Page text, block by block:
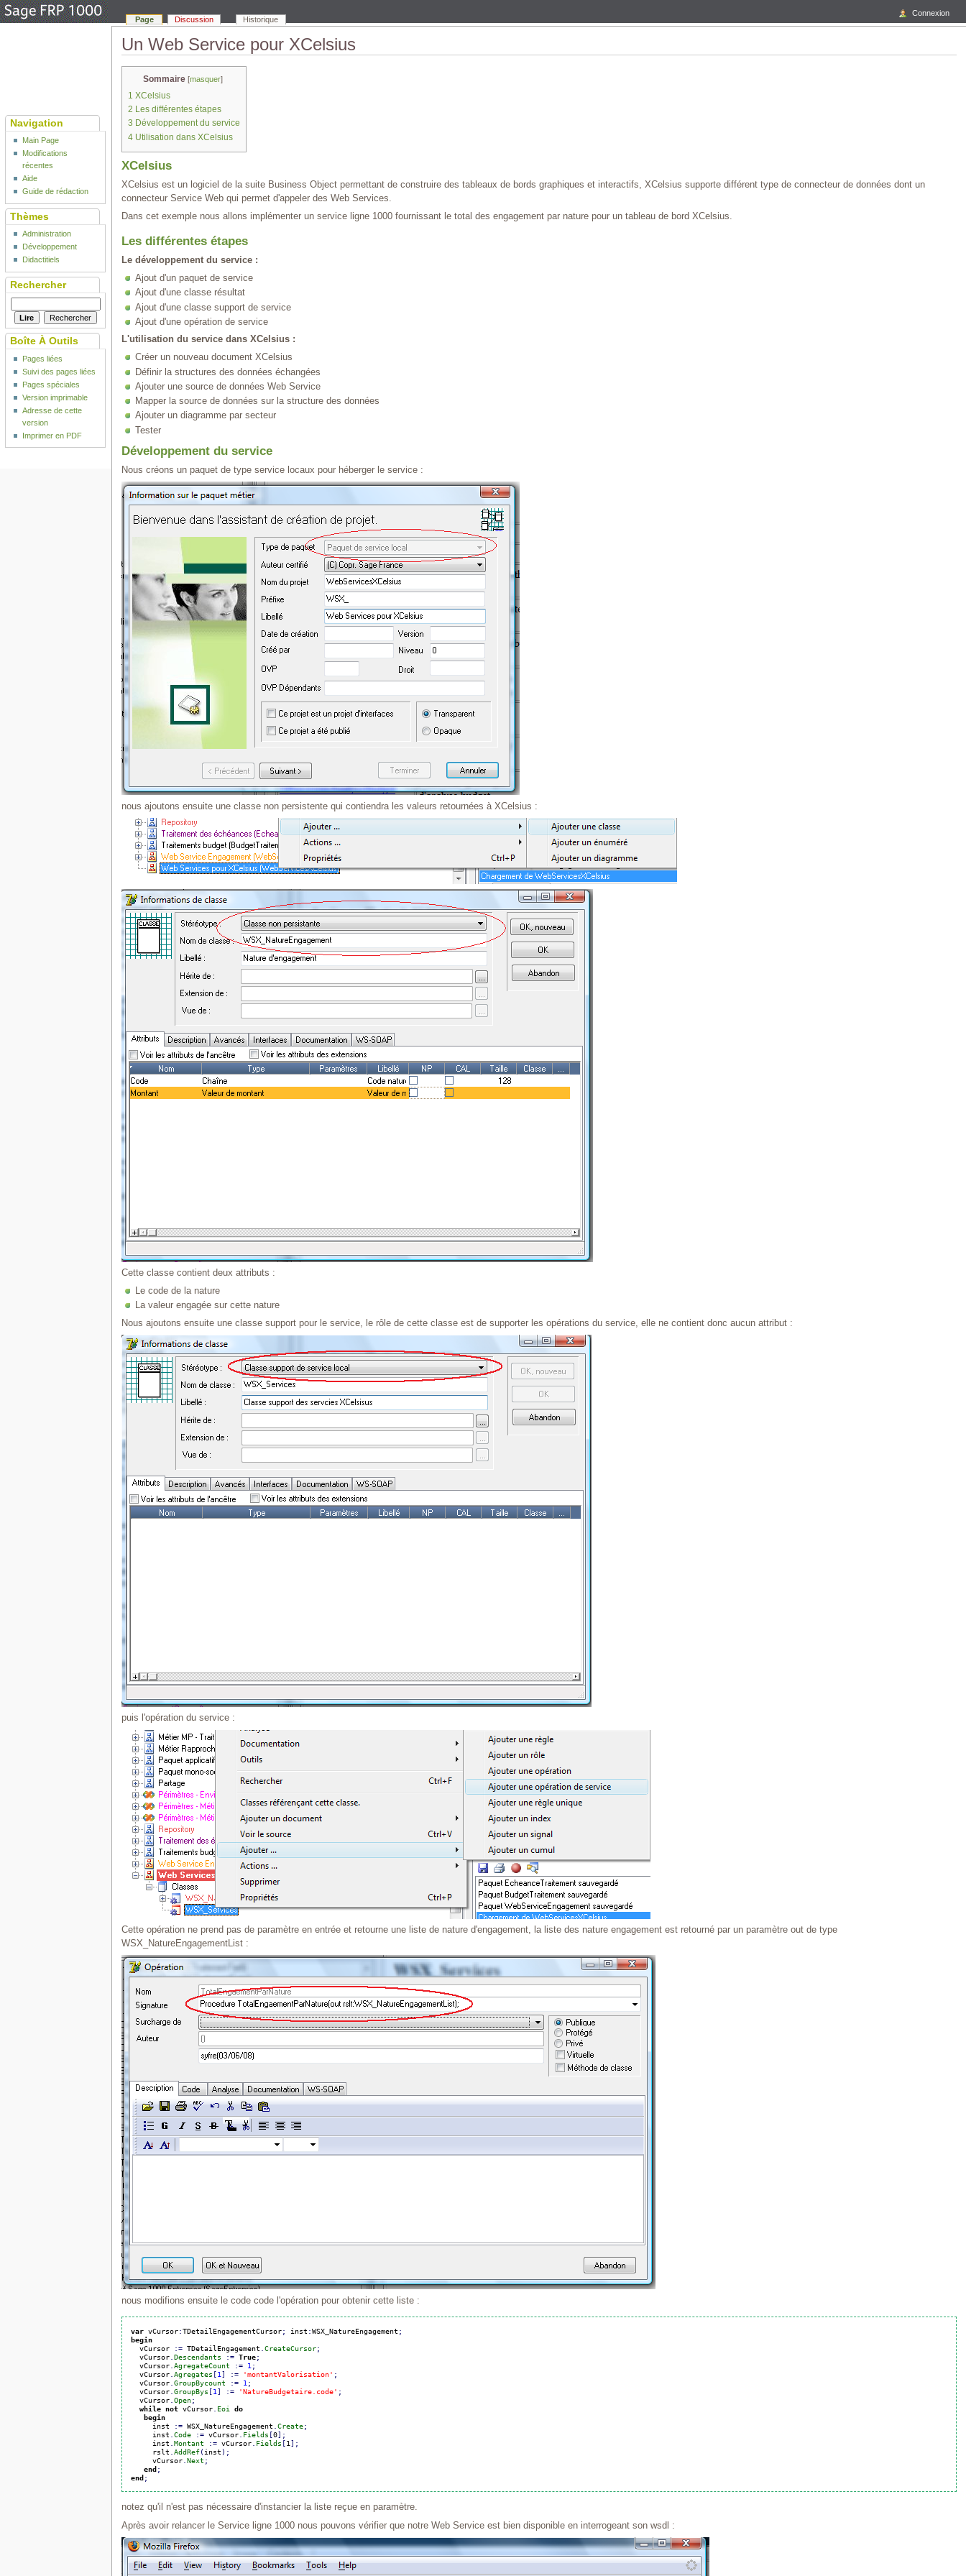
Un Web Service pour XCelsius
Sommaire[masquer]
1 XCelsius
2 Les différentes étapes
3 Développement du service
4 Utilisation dans XCelsius
XCelsius
XCelsius est un logiciel de la suite Business Object permettant de construire des tableaux de bords graphiques et interactifs, XCelsius supporte différent type de connecteur de données dont un
connecteur Service Web qui permet d'appeler des Web Services.
Dans cet exemple nous allons implémenter un service ligne 1000 fournissant le total des engagement par nature pour un tableau de bord XCelsius.
Les différentes étapes
Le développement du service :
Ajout d'un paquet de service
Ajout d'une classe résultat
Ajout d'une classe support de service
Ajout d'une opération de service
L'utilisation du service dans XCelsius :
Créer un nouveau document XCelsius
Définir la structures des données échangées
Ajouter une source de données Web Service
Mapper la source de données sur la structure des données
Ajouter un diagramme par secteur
Tester
Développement du service
Nous créons un paquet de type service locaux pour héberger le service :
nous ajoutons ensuite une classe non persistente qui contiendra les valeurs retournées à XCelsius :
Cette classe contient deux attributs :
Le code de la nature
La valeur engagée sur cette nature
Nous ajoutons ensuite une classe support pour le service, le rôle de cette classe est de supporter les opérations du service, elle ne contient donc aucun attribut :
puis l'opération du service :
Cette opération ne prend pas de paramètre en entrée et retourne une liste de nature d'engagement, la liste des nature engagement est retourné par un paramètre out de type
WSX_NatureEngagementList :
nous modifions ensuite le code code l'opération pour obtenir cette liste :
var vCursor:TDetailEngagementCursor; inst :WSX_NatureEngagement ;
begin
  vCursor
:= TDetailEngagement .CreateCursor;
  vCursor
.Descendants := True;
  vCursor
.AgregateCount := 1 ;
  vCursor
.Agregates [1 ] := 'montantValorisation' ;
  vCursor
.GroupBycount := 1 ;
  vCursor
.GroupBys [1 ] := 'NatureBudgetaire.code' ;
  vCursor
.Open;
while not vCursor Eoi
do
begin
     inst
:= WSX_NatureEngagement .Create;
     inst
.Code := vCursor Fields [0] ;
     inst
.Montant := vCursor Fields [1 ] ;
     rslt
.AddRef(inst ) ;
     vCursor
.Next ;
end;
end;
notez qu'il n'est pas nécessaire d'instancier la liste reçue en paramètre.
Après avoir relancer le Service ligne 1000 nous pouvons vérifier que notre Web Service est bien disponible en interrogeant son wsdl :
Page Discussion Historique
Connexion
Navigation
Main Page
Modifications
récentes
Aide
Guide de rédaction
Thèmes
Administration
Développement
Didactitiels
Rechercher
Boîte À Outils
Pages liées
Suivi des pages liées
Pages spéciales
Version imprimable
Adresse de cette
version
Imprimer en PDF